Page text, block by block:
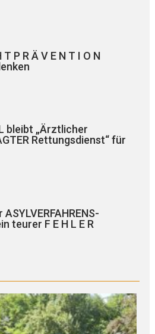
P R Ä V E N T I O N
bleibt „Ärztlicher
Rettungsdienst“ für
ASYLVERFAHRENS-
teurer F E H L E R